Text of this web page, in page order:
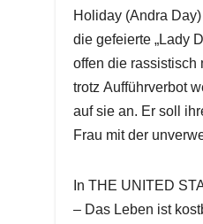
Holiday (Andra
die gefeierte „Lady
offen die rassistisch
trotz Aufführverbot
auf sie an. Er soll
Frau mit der
In THE UNITED
– Das Leben ist